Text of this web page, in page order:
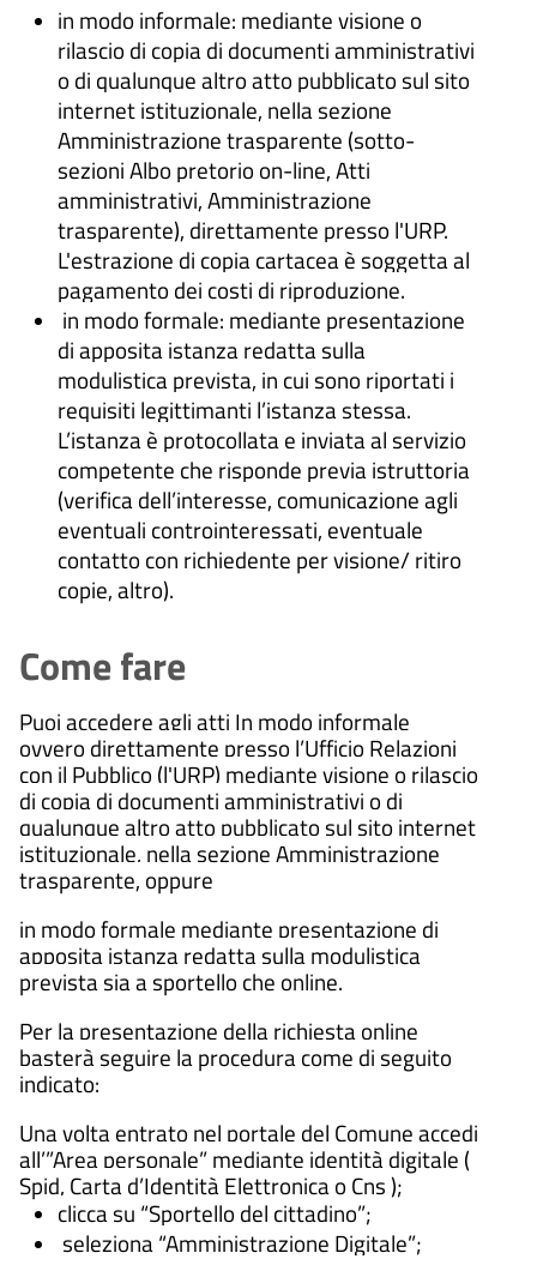
in modo informale: mediante visione o
rilascio di copia di documenti amministrativi
o di qualunque altro atto pubblicato sul sito
internet istituzionale, nella sezione
Amministrazione trasparente (sotto-
sezioni Albo pretorio on-line, Atti
amministrativi, Amministrazione
trasparente), direttamente presso l'URP.
L'estrazione di copia cartacea è soggetta al
pagamento dei costi di riproduzione.
in modo formale: mediante presentazione
di apposita istanza redatta sulla
modulistica prevista, in cui sono riportati i
requisiti legittimanti l’istanza stessa.
L’istanza è protocollata e inviata al servizio
competente che risponde previa istruttoria
(verifica dell’interesse, comunicazione agli
eventuali controinteressati, eventuale
contatto con richiedente per visione/ ritiro
copie, altro).
Come fare
Puoi accedere agli atti In modo informale
ovvero direttamente presso l’Ufficio Relazioni
con il Pubblico (l'URP) mediante visione o rilascio
di copia di documenti amministrativi o di
qualunque altro atto pubblicato sul sito internet
istituzionale, nella sezione Amministrazione
trasparente, oppure
in modo formale mediante presentazione di
apposita istanza redatta sulla modulistica
prevista sia a sportello che online.
Per la presentazione della richiesta online
basterà seguire la procedura come di seguito
indicato:
Una volta entrato nel portale del Comune accedi
all’”Area personale” mediante identità digitale (
Spid, Carta d’Identità Elettronica o Cns );
clicca su “Sportello del cittadino”;
seleziona “Amministrazione Digitale”;